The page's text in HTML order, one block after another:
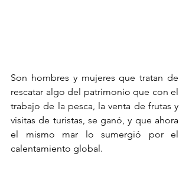
Son hombres y mujeres que tratan de
rescatar algo del patrimonio que con el
trabajo de la pesca, la venta de frutas y
visitas de turistas, se ganó, y que ahora
el mismo mar lo sumergió por el
calentamiento global.